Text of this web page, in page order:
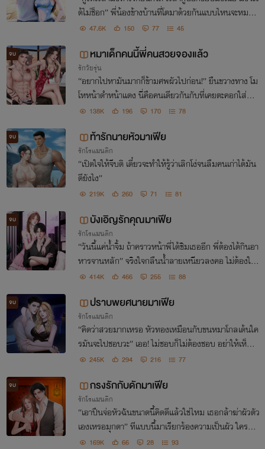
ด้ไม่ช็อก” พี่น้องข้างบ้านที่โตมาด้วยกันแบบไหนจะหมาห
ยอกไก่ เล่นกับหัวใจได้เท่าเฮียขุน!
47.6K 150 77 45
จบ หมาเด็กคนนี้พี่คนสวยจองแล้ว
รักวัยรุ่น
“อยากไปหามันมากก็ข้ามศพผัวไปก่อน!” ยืนขวางทาง โม
โหหน้าดำหน้าแดง นี่คือคนเดียวกันกับที่เคยตะคอกใส่หน้
าว่าเอาเธอไม่ลง แต่ตอนนี้ดูจะหลงจนโงหัวไม่ขึ้นแทน
138K 196 170 78
จบ ท้ารักนายหัวมาเฟีย
รักโรแมนติก
“เปิดใจให้จีบดิ เดี๋ยวจะทำให้รู้ว่าเลิกโง่จนลืมคนเก่าได้มัน
ดียังไง”
219K 260 71 81
จบ บังเอิญรักคุณมาเฟีย
รักโรแมนติก
“วันนี้แค่น้ำจิ้ม ถ้าคราวหน้าพี่ได้ชิมเธออีก พี่ต้องได้กินอา
หารจานหลัก” จริงใจกลืนน้ำลายเหนียวลงคอ ไม่ต้องให้
บอกก็รู้ว่าอาหารจานหลักของเขาคือการจับเธอกลืนลงท้
414K 466 255 88
จบ ปราบพยศนายมาเฟีย
รักโรแมนติก
“คิดว่าสวยมากเหรอ หัวทองเหมือนกับขนหมาโกลเด้นใค
รมันจะไปชอบวะ” เออ! ไม่ชอบก็ไม่ต้องชอบ อย่าให้เห็นว่า
หลังจากนี้มีคนกลืนน้ำลายตัวเองนะ แม่จะติดลิ้นทิ้งให้ดู
245K 294 216 77
จบ กรงรักกับดักมาเฟีย
รักโรแมนติก
“เอาปืนจ่อหัวฉันขนาดนี้คิดดีแล้วใช่ไหม เธอกล้าฆ่าผัวตัว
เองเหรอมุกดา” ทีแบบนี้มาเรียกร้องความเป็นผัว ใครอย
ากได้เฮียเป็นผัวไม่ทราบ!
169K 66 28 93